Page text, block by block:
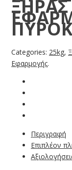
Categories: 25kg,
Εφαρμογής.
Περιγραφή
Επιπλέον